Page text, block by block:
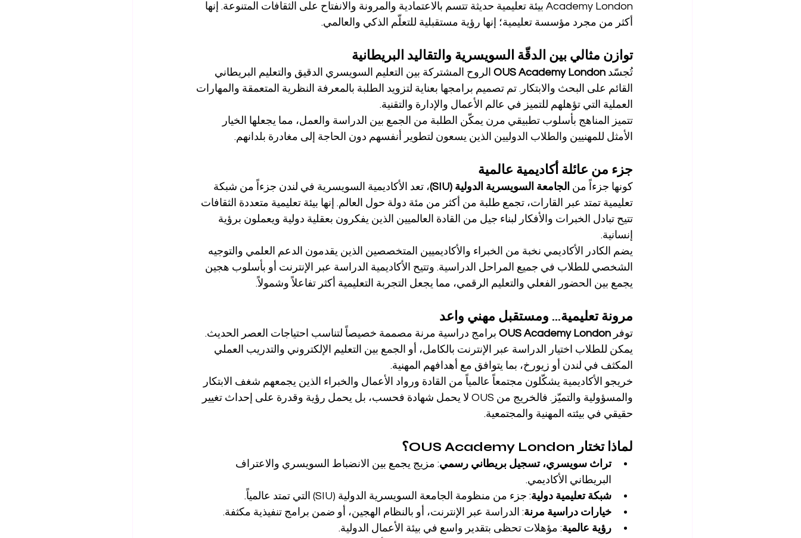
Academy London بيئة تعليمية حديثة تتسم بالاعتمادية والمرونة والانفتاح على الثقافات المتنوعة. إنها
أكثر من مجرد مؤسسة تعليمية؛ إنها رؤية مستقبلية للتعلّم الذكي والعالمي.
توازن مثالي بين الدقّة السويسرية والتقاليد البريطانية
تُجسّد OUS Academy London الروح المشتركة بين التعليم السويسري الدقيق والتعليم البريطاني
القائم على البحث والابتكار. تم تصميم برامجها بعناية لتزويد الطلبة بالمعرفة النظرية المتعمقة والمهارات
العملية التي تؤهلهم للتميز في عالم الأعمال والإدارة والتقنية.
تتميز المناهج بأسلوب تطبيقي مرن يمكّن الطلبة من الجمع بين الدراسة والعمل، مما يجعلها الخيار
الأمثل للمهنيين والطلاب الدوليين الذين يسعون لتطوير أنفسهم دون الحاجة إلى مغادرة بلدانهم.
جزء من عائلة أكاديمية عالمية
كونها جزءاً من الجامعة السويسرية الدولية (SIU)
، تعد الأكاديمية السويسرية في لندن جزءاً من شبكة
تعليمية تمتد عبر القارات، تجمع طلبة من أكثر من مئة دولة حول العالم. إنها بيئة تعليمية متعددة الثقافات
تتيح تبادل الخبرات والأفكار لبناء جيل من القادة العالميين الذين يفكرون بعقلية دولية ويعملون برؤية
إنسانية.
يضم الكادر الأكاديمي نخبة من الخبراء والأكاديميين المتخصصين الذين يقدمون الدعم العلمي والتوجيه
الشخصي للطلاب في جميع المراحل الدراسية. وتتيح الأكاديمية الدراسة عبر الإنترنت أو بأسلوب هجين
يجمع بين الحضور الفعلي والتعليم الرقمي، مما يجعل التجربة التعليمية أكثر تفاعلاً وشمولاً.
مرونة تعليمية... ومستقبل مهني واعد
توفر OUS Academy London برامج دراسية مرنة مصممة خصيصاً لتناسب احتياجات العصر الحديث.
يمكن للطلاب اختيار الدراسة عبر الإنترنت بالكامل، أو الجمع بين التعليم الإلكتروني والتدريب العملي
المكثف في لندن أو زيورخ، بما يتوافق مع أهدافهم المهنية.
خريجو الأكاديمية يشكّلون مجتمعاً عالمياً من القادة ورواد الأعمال والخبراء الذين يجمعهم شغف الابتكار
والمسؤولية والتميّز. فالخريج من OUS لا يحمل شهادة فحسب، بل يحمل رؤية وقدرة على إحداث تغيير
حقيقي في بيئته المهنية والمجتمعية.
لماذا تختار OUS Academy London؟
تراث سويسري، تسجيل بريطاني رسمي: مزيج يجمع بين الانضباط السويسري والاعتراف
البريطاني الأكاديمي.
شبكة تعليمية دولية: جزء من منظومة الجامعة السويسرية الدولية (SIU) التي تمتد عالمياً.
خيارات دراسية مرنة: الدراسة عبر الإنترنت، أو بالنظام الهجين، أو ضمن برامج تنفيذية مكثفة.
رؤية عالمية: مؤهلات تحظى بتقدير واسع في بيئة الأعمال الدولية.